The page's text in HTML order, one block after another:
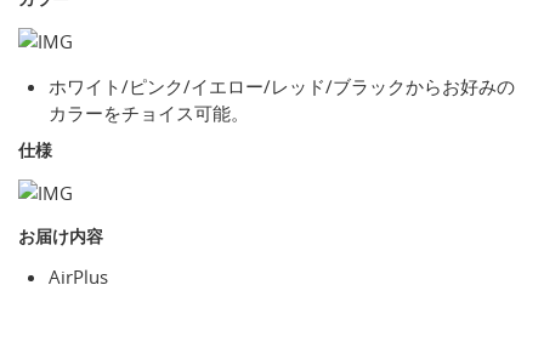
ホワイト/ピンク/イエロー/レッド/ブラックからお好みの
カラーをチョイス可能。
仕様
お届け内容
AirPlus